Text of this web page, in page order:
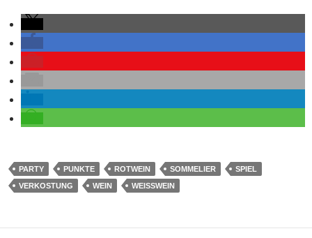
PARTY PUNKTE ROTWEIN SOMMELIER
SPIEL
VERKOSTUNG
WEIN WEISSWEIN